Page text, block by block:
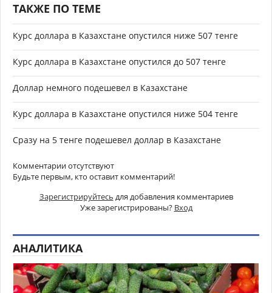
ТАКЖЕ ПО ТЕМЕ
Курс доллара в Казахстане опустился ниже 507 тенге
Курс доллара в Казахстане опустился до 507 тенге
Доллар немного подешевел в Казахстане
Курс доллара в Казахстане опустился ниже 504 тенге
Сразу на 5 тенге подешевел доллар в Казахстане
Комментарии отсутствуют
Будьте первым, кто оставит комментарий!
Зарегистрируйтесь для добавления комментариев
Уже зарегистрированы? Вход
АНАЛИТИКА